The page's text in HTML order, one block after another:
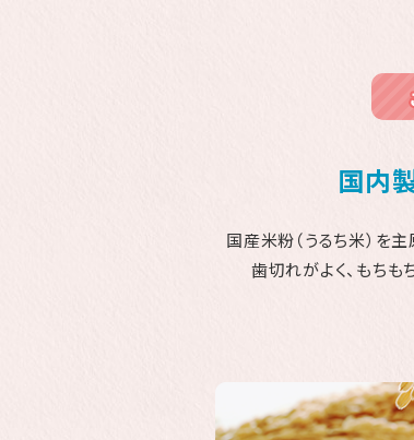
国内
国産米粉（うるち米）を
歯切れがよく、もちも